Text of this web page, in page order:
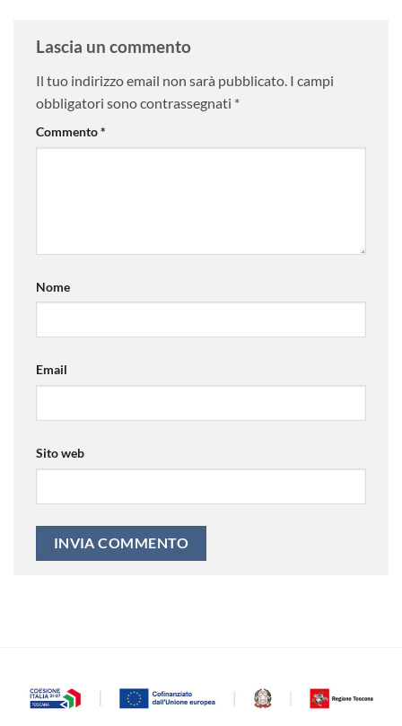
Lascia un commento
Il tuo indirizzo email non sarà pubblicato. I campi
obbligatori sono contrassegnati *
Commento*
Nome
Email
Sito web